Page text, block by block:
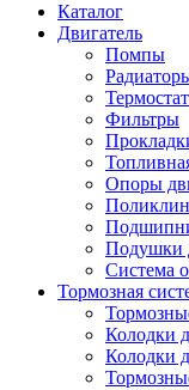
Каталог
Двигатель
Помпы
Фильтры
Опоры
Подушки
Система
Тормозная
Колодки
Колодки